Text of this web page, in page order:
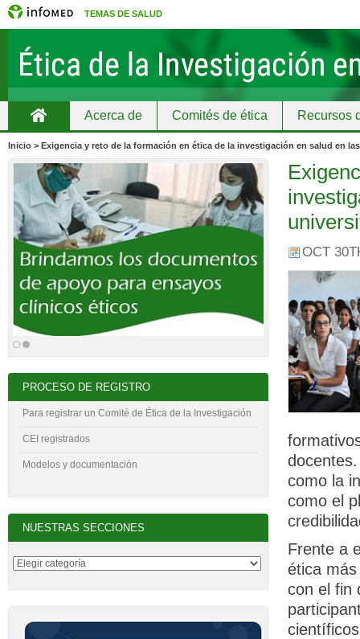
TEMAS DE SALUD
Acerca de Comités de ética Recursos
Educación continuada
Inicio > Exigencia y reto de la formación en ética de la investigación en salud en
OCT
como la
como el
Frente a
ética
con el fin
PROCESO DE REGISTRO
Para registrar un Comité de Ética de la Investigación
CEI registrados
Modelos y documentación
NUESTRAS SECCIONES